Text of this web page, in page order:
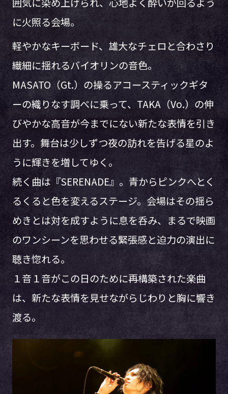
に火照る会場。
軽やかなキーボード、雄大なチェロと合わさり
繊細に揺れるバイオリンの音色。
MASATO（Gt.）の操るアコースティックギタ
ーの織りなす調べに乗って、TAKA（Vo.）の伸
びやかな高音が今までにない新たな表情を引き
出す。舞台は少しずつ夜の訪れを告げる星のよ
うに輝きを増してゆく。
続く曲は『SERENADE』。青からピンクへとく
るくると色を変えるステージ。会場はその揺ら
めきとは対を成すように息を呑み、まるで映画
のワンシーンを思わせる緊張感と迫力の演出に
聴き惚れる。
１音１音がこの日のために再構築された楽曲
は、新たな表情を見せながらじわりと胸に響き
渡る。